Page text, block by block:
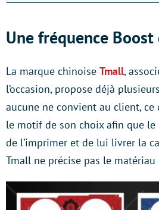
Une fréquence
La marque chinoise Tmall,
l’occasion, propose déjà
aucune ne convient au client,
le motif de son choix afin que le
de l’imprimer et de lui livrer la
Tmall ne précise pas le